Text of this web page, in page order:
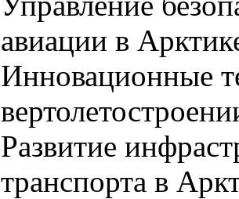
авиации в
Инновационные
Развитие
транспорта в